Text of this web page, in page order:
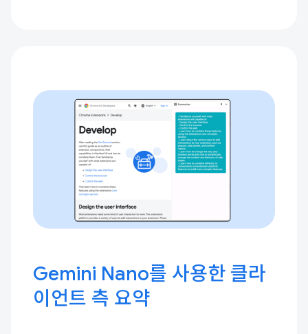
Gemini Nano를 사용한 클라
이언트 측 요약